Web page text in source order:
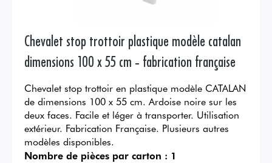
Chevalet stop trottoir plastique modèle catalan
dimensions 100 x 55 cm - fabrication française
Chevalet stop trottoir en plastique modèle CATALAN
de dimensions 100 x 55 cm. Ardoise noire sur les
deux faces. Facile et léger à transporter. Utilisation
extérieur. Fabrication Française. Plusieurs autres
modèles disponibles.
Nombre de pièces par carton : 1